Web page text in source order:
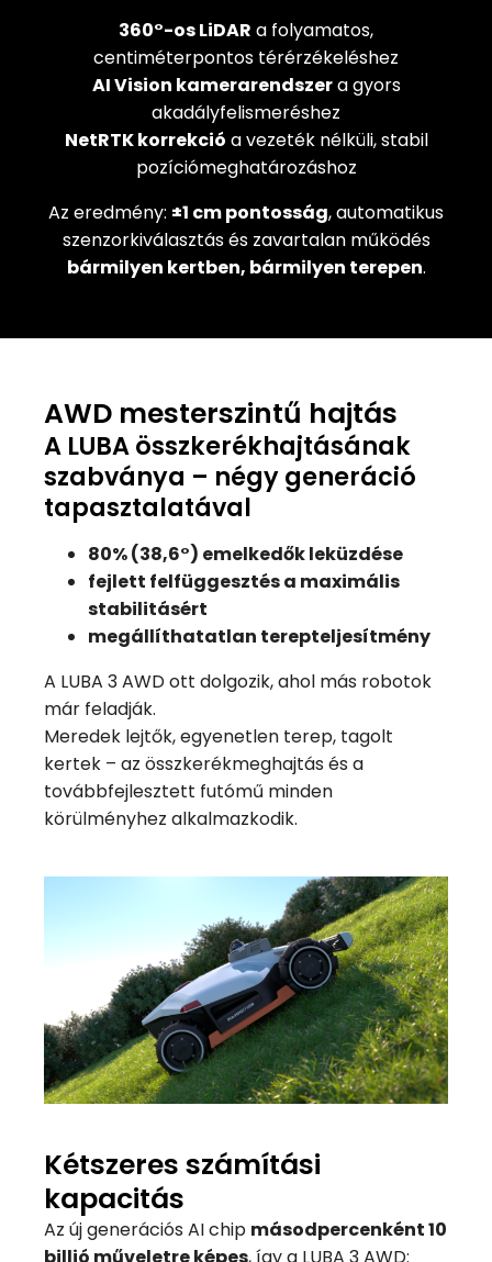
360°-os LiDAR a folyamatos,
centiméterpontos térérzékeléshez
AI Vision kamerarendszera gyors
akadályfelismeréshez
NetRTK korrekció a vezeték nélküli, stabil
pozíciómeghatározáshoz
Az eredmény: ±1 cm pontosság, automatikus
szenzorkiválasztás és zavartalan működés
bármilyen kertben, bármilyen terepen.
AWD mesterszintű hajtás
A LUBA összkerékhajtásának
szabványa – négy generáció
tapasztalatával
80% (38,6°) emelkedők leküzdése
fejlett felfüggesztés a maximális
stabilitásért
megállíthatatlan terepteljesítmény
A LUBA 3 AWD ott dolgozik, ahol más robotok
már feladják.
Meredek lejtők, egyenetlen terep, tagolt
kertek – az összkerékmeghajtás és a
továbbfejlesztett futómű minden
körülményhez alkalmazkodik.
Kétszeres számítási
kapacitás
Az új generációs AI chip másodpercenként 10